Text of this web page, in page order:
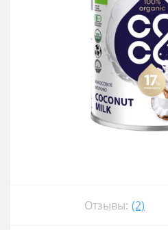
Отзывы: (2)